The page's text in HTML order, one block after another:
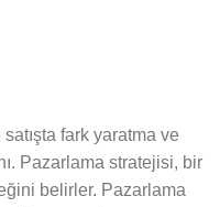
fark yaratma ve
Pazarlama stratejisi, bir
belirler. Pazarlama